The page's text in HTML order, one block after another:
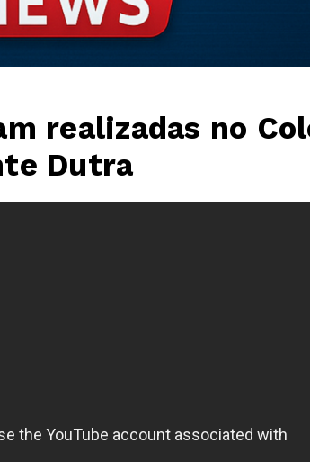
realizadas no
Dutra